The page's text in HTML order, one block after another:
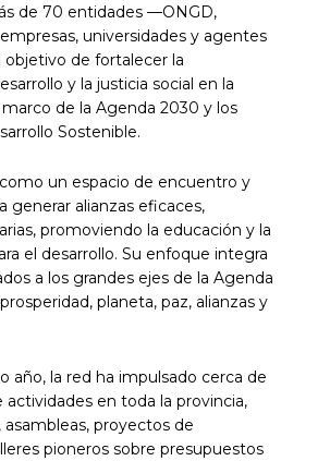
de 70 entidades —ONGD,
universidades y agentes
de fortalecer la
y la justicia social en la
de la Agenda 2030 y los
Sostenible.
un espacio de encuentro y
generar alianzas eficaces,
promoviendo la educación y la
el desarrollo. Su enfoque integra
a los grandes ejes de la Agenda
planeta, paz, alianzas y
año, la red ha impulsado cerca de
en toda la provincia,
asambleas, proyectos de
pioneros sobre presupuestos